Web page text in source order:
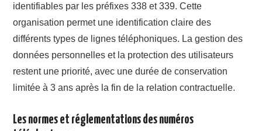
identifiables par les préfixes 338 et 339. Cette
organisation permet une identification claire des
différents types de lignes téléphoniques. La gestion des
données personnelles et la protection des utilisateurs
restent une priorité, avec une durée de conservation
limitée à 3 ans après la fin de la relation contractuelle.
Les normes et réglementations des numéros